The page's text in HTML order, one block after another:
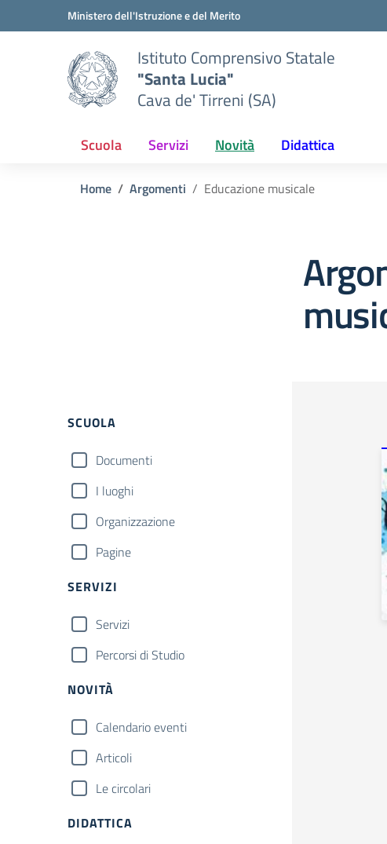
Vai ai contenuti
Vai al menu di navigazioneMinistero dell'Istruzione e del Merito
Istituto Comprensivo Statale
"Santa Lucia"
Cava de' Tirreni (SA)
Scuola Servizi Novità Didattica
Home Argomenti Educazione musicale
SCUOLA
Documenti
I luoghi
Organizzazione
Pagine
SERVIZI
Servizi
Percorsi di Studio
NOVITÀ
Calendario eventi
Articoli
Le circolari
DIDATTICA